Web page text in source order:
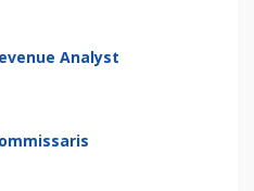
Analyst